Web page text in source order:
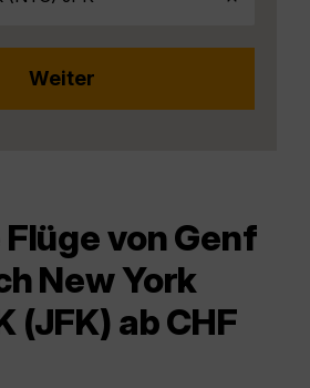
von Genf
New York
(JFK) ab CHF